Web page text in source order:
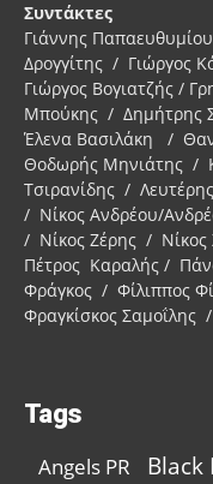
Συντάκτες
Γιάννης
Δρογγίτης / Γιώργος
Γιώργος Βογιατζής /
Μπούκης / Δημήτρης
Έλενα Βασιλάκη /
Θοδωρής Μηνιάτης /
Τσιρανίδης /
/ Νίκος Ανδρέου/
/ Νίκος Ζέρης /
Πέτρος Καραλής /
Φράγκος / Φίλιππος
Φραγκίσκος
Tags
Angels PR Black